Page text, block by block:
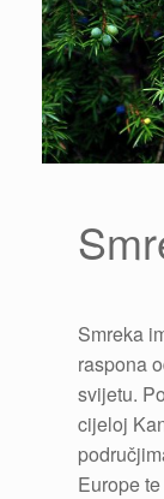
Smreka
raspona
svijetu.
cijeloj
Europe